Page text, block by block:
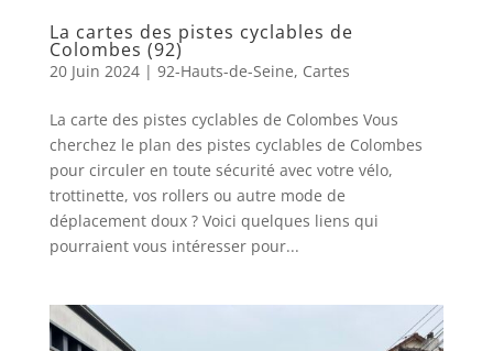
La cartes des pistes cyclables de
Colombes (92)
20 Juin 2024| 92-Hauts-de-Seine, Cartes
La carte des pistes cyclables de Colombes Vous
cherchez le plan des pistes cyclables de Colombes
pour circuler en toute sécurité avec votre vélo,
trottinette, vos rollers ou autre mode de
déplacement doux ? Voici quelques liens qui
pourraient vous intéresser pour...